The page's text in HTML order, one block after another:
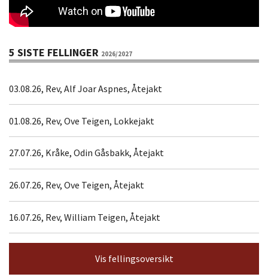
5 SISTE FELLINGER 2026/2027
03.08.26, Rev, Alf Joar Aspnes, Åtejakt
01.08.26, Rev, Ove Teigen, Lokkejakt
27.07.26, Kråke, Odin Gåsbakk, Åtejakt
26.07.26, Rev, Ove Teigen, Åtejakt
16.07.26, Rev, William Teigen, Åtejakt
Vis fellingsoversikt